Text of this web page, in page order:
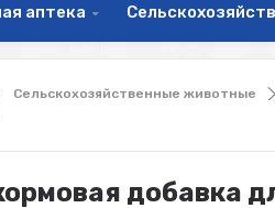
аптека
Сельскохозяйственные животные
добавка